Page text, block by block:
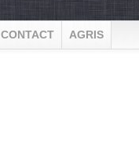
CONTACT AGRIS